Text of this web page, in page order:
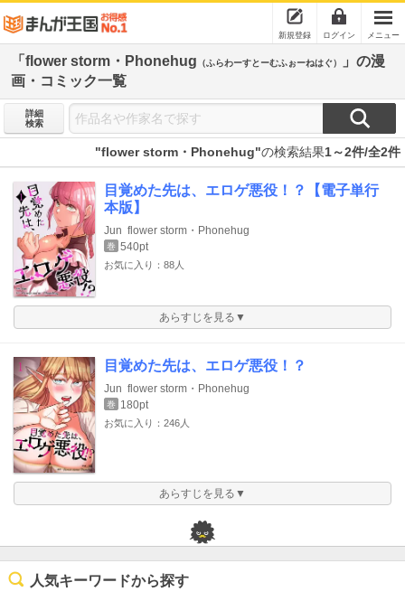
新規登録 ログイン メニュー
「flower storm・Phonehug （ふらわーすとーむふぉーねはぐ）
」の漫
画・コミック一覧
詳細
検索
"flower storm・Phonehug"の検索結果1～2件/全2件
目覚めた先は、エロゲ悪役！？【電子単行
本版】
Jun flower storm・Phonehug
巻 540pt
お気に入り：88人
あらすじを見る▼
目覚めた先は、エロゲ悪役！？
Jun flower storm・Phonehug
巻 180pt
お気に入り：246人
あらすじを見る▼
人気キーワードから探す